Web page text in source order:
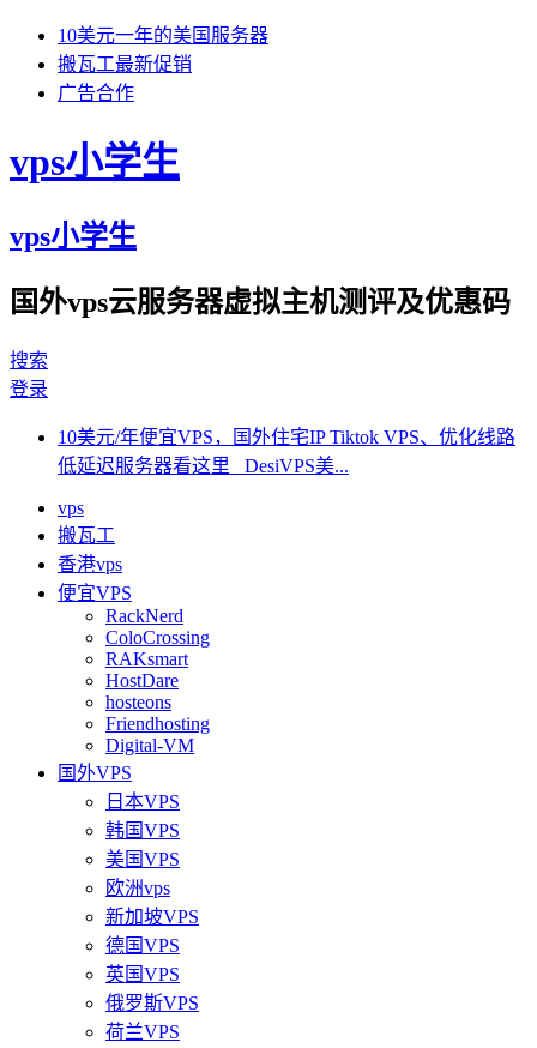
10美元一年的美国服务器
搬瓦工最新促销
广告合作
vps小学生
vps小学生
国外vps云服务器虚拟主机测评及优惠码
搜索
登录
10美元/年便宜VPS，国外住宅IP Tiktok VPS、优化线路
低延迟服务器看这里 DesiVPS美...
vps
搬瓦工
香港vps
便宜VPS
RackNerd
ColoCrossing
RAKsmart
HostDare
hosteons
Friendhosting
Digital-VM
国外VPS
日本VPS
韩国VPS
美国VPS
欧洲vps
新加坡VPS
德国VPS
英国VPS
俄罗斯VPS
荷兰VPS